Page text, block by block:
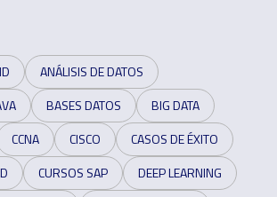
ANÁLISIS DE DATOS
BASES DATOS
BIG DATA
CCNA CISCO
CASOS DE ÉXITO
CURSOS SAP
DEEP LEARNING